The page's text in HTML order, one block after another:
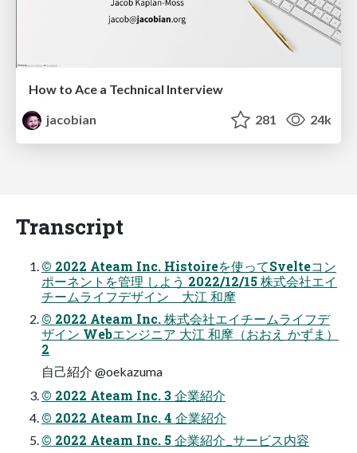
How to Ace a Technical Interview
jacobian
281 24k
Transcript
© 2022 Ateam Inc. Histoireを使ってSvelteコン
ポーネントを管理 しよう 2022/12/15 株式会社エイ
チームライフデザイン 大江 和摩
© 2022 Ateam Inc. 株式会社エイチームライフデ
ザイン Webエンジニア 大江 和摩（おおえ かずま）
2
自己紹介 @oekazuma
© 2022 Ateam Inc. 3 企業紹介
© 2022 Ateam Inc. 4 企業紹介
© 2022 Ateam Inc. 5 企業紹介_サービス内容